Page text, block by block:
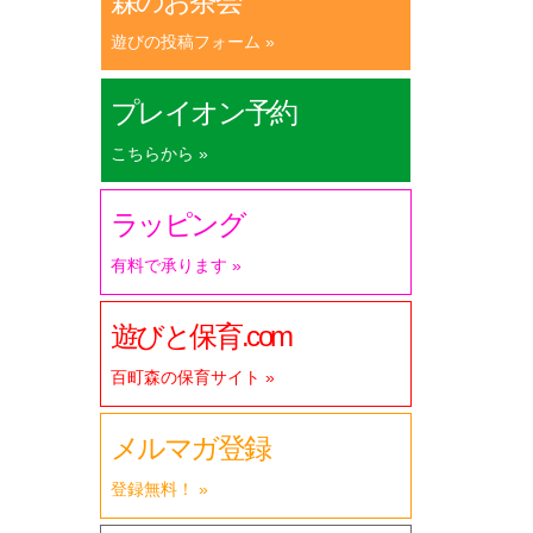
遊びの投稿フォーム »
プレイオン予約
こちらから »
ラッピング
有料で承ります »
遊びと保育.com
百町森の保育サイト »
メルマガ登録
登録無料！ »